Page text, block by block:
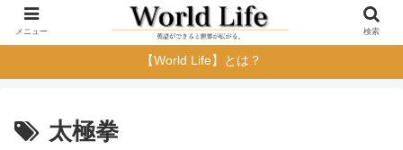
【World Life】とは？
太極拳
メニュー 検索